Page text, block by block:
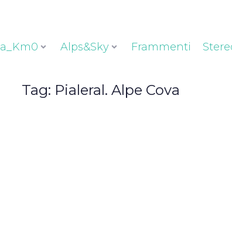
a_Km0 Alps&Sky Frammenti
Tag: Pialeral. Alpe Cova